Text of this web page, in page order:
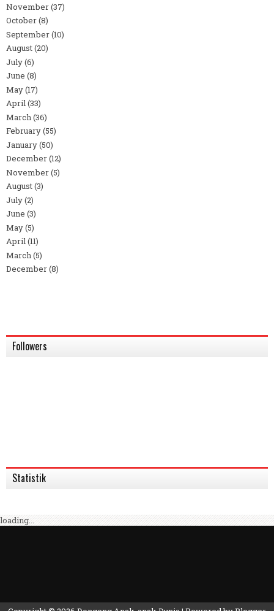
November(37)
October(8)
September(10)
August(20)
July(6)
June (8)
May(17)
April(33)
March(36)
February(55)
January(50)
December(12)
November(5)
August(3)
July(2)
June (3)
May(5)
April(11)
March(5)
December(8)
Followers
Statistik
loading...